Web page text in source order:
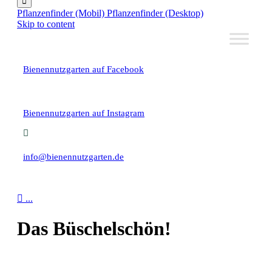
Pflanzenfinder (Mobil) Pflanzenfinder (Desktop)
Skip to content
Bienennutzgarten auf Facebook
Bienennutzgarten auf Instagram
info@bienennutzgarten.de
 ...
Das Büschelschön!